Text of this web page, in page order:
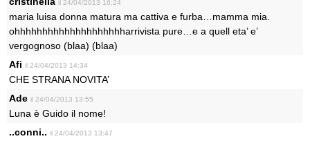
il 24/04/2013 16:24
maria luisa donna matura ma cattiva e furba…mamma mia.
ohhhhhhhhhhhhhhhhhhhharrivista pure…e a quell eta’ e’
vergognoso (blaa) (blaa)
Afi il 24/04/2013 14:34
CHE STRANA NOVITA’
Ade il 24/04/2013 13:55
Luna è Guido il nome!
..conni.. il 24/04/2013 13:47